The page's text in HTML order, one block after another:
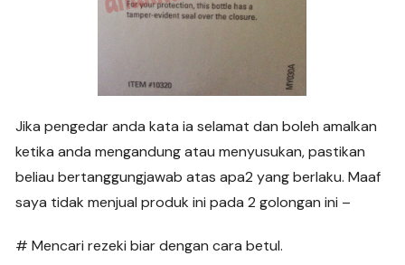
Jika pengedar anda kata ia selamat dan boleh amalkan
ketika anda mengandung atau menyusukan, pastikan
beliau bertanggungjawab atas apa2 yang berlaku. Maaf
saya tidak menjual produk ini pada 2 golongan ini –
# Mencari rezeki biar dengan cara betul.